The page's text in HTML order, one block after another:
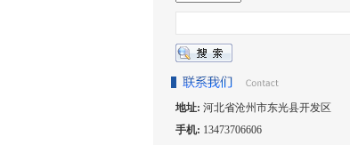
地址: 河北省沧州市东光县开发区
手机: 13473706606